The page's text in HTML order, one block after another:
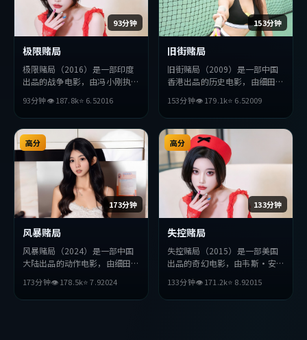
93分钟
极限赌局
极限赌局（2016）是一部印度
出品的战争电影，由冯小刚执
主演。影片在叙事与视听上力求
突破，探讨人性与抉择，节奏张
弛有度，适合喜欢该类型的观众
完整观看。
93分钟👁187.8k⭐ 6.52016
153分钟
旧街赌局
旧街赌局（2009）是一部中国
香港出品的历史电影，由细田守
主演。影片在叙事与视听上力求
突破，探讨人性与抉择，节奏张
弛有度，适合喜欢该类型的观众
完整观看。
153分钟👁179.1k⭐ 6.52009
173分钟
高分
风暴赌局
风暴赌局（2024）是一部中国
大陆出品的动作电影，由细田守
主演。影片在叙事与视听上力求
突破，探讨人性与抉择，节奏张
173分钟👁178.5k⭐7.92024
133分钟
高分
失控赌局
失控赌局（2015）是一部美国
出品的奇幻电影，由韦斯·安
优等主演。影片在叙事与视听上
力求突破，探讨人性与抉择，节
133分钟👁171.2k⭐ 8.92015